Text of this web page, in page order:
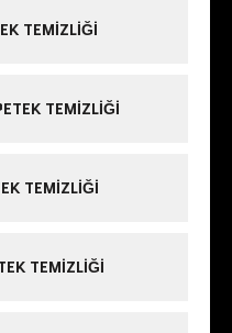
TEMIZLIĞI
TEMIZLIĞI
TEMIZLIĞI
TEMIZLIĞI